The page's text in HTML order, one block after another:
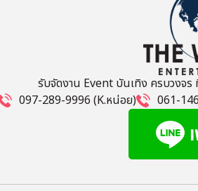
รับจัดงาน Event บันเทิง ครบวงจ
097-289-9996 (K.หน่อย)
061-